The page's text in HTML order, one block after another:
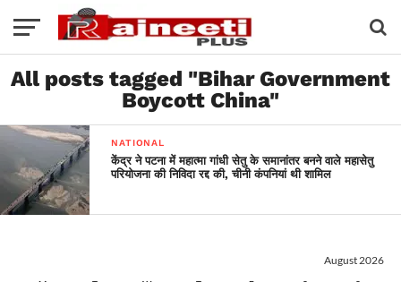
All posts tagged "Bihar Government
Boycott China"
NATIONAL
केंद्र ने पटना में महात्मा गांधी सेतु के समानांतर बनने वाले महासेतु
परियोजना की निविदा रद्द की, चीनी कंपनियां थी शामिल
August 2026